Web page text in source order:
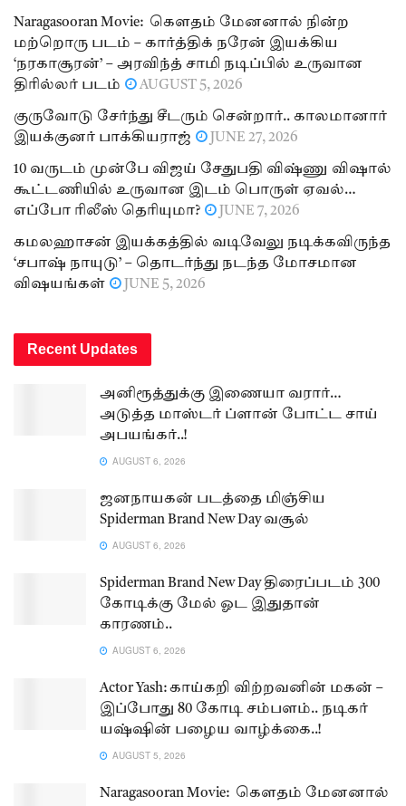
Naragasooran Movie: கௌதம் மேனனால் நின்ற
மற்றொரு படம் – கார்த்திக் நரேன் இயக்கிய
‘நரகாசூரன்’ – அரவிந்த் சாமி நடிப்பில் உருவான
திரில்லர் படம்
AUGUST 5, 2026
குருவோடு சேர்ந்து சீடரும் சென்றார்.. காலமானார்
இயக்குனர் பாக்கியராஜ்
JUNE 27, 2026
10 வருடம் முன்பே விஜய் சேதுபதி விஷ்ணு விஷால்
கூட்டணியில் உருவான இடம் பொருள் ஏவல்…
எப்போ ரிலீஸ் தெரியுமா?
JUNE 7, 2026
கமலஹாசன் இயக்கத்தில் வடிவேலு நடிக்கவிருந்த
‘சபாஷ் நாயுடு’ – தொடர்ந்து நடந்த மோசமான
விஷயங்கள்
JUNE 5, 2026
Recent Updates
அனிரூத்துக்கு இணையா வரார்…
அடுத்த மாஸ்டர் ப்ளான் போட்ட சாய்
அபயங்கர்..!
AUGUST 6, 2026
ஜனநாயகன் படத்தை மிஞ்சிய
Spiderman Brand New Day வசூல்
AUGUST 6, 2026
Spiderman Brand New Day திரைப்படம் 300
கோடிக்கு மேல் ஓட இதுதான்
காரணம்..
AUGUST 6, 2026
Actor Yash: காய்கறி விற்றவனின் மகன் –
இப்போது 80 கோடி சம்பளம்.. நடிகர்
யஷ்ஷின் பழைய வாழ்க்கை..!
AUGUST 5, 2026
Naragasooran Movie: கௌதம் மேனனால்